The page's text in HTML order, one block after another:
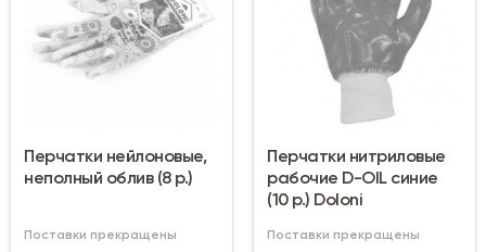
Перчатки нейлоновые,
неполный облив (8 р.)
Поставки прекращены
Перчатки нитриловые
рабочие D-OIL синие
(10 р.) Doloni
Поставки прекращены